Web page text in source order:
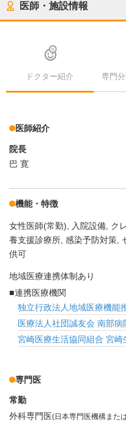
医師・施設情報
ドクター紹介 専門
医師紹介
院長
巴 寛
機能・特徴
女性医師(常勤) 入院設備 ク
養支援診療所 感染予防対策
供可
地域医療連携体制あり
連携医療機関
独立行政法人地域医療機能
医療法人社団誠友会 南部病
宮崎医療生活協同組合 宮崎
専門医
常勤
外科専門医(日本専門医機構また